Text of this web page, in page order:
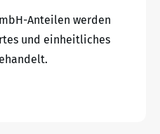
Anteilen werden
und einheitliches